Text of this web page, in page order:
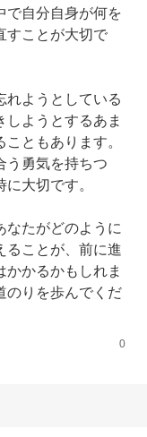
で自分自身が何を
すことが大切で
れようとしている
ようとするあま
ともあります。
う勇気を持ちつ
大切です。
なたがどのように
ることが、前に進
かかるかもしれま
のりを歩んでくだ
0